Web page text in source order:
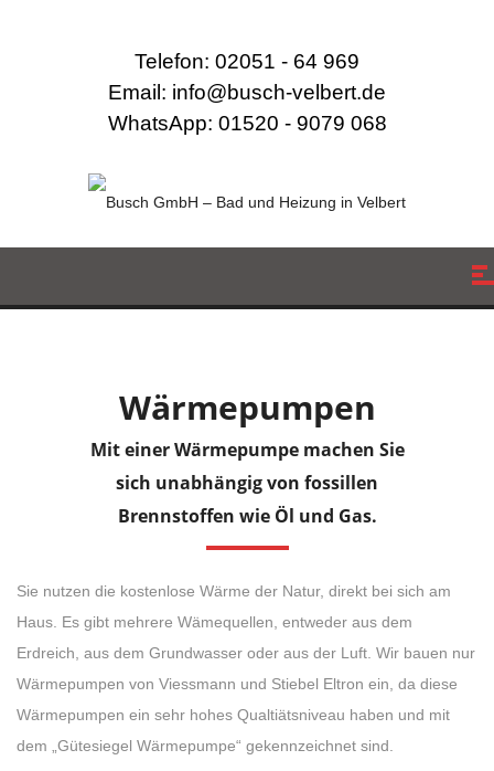
Telefon: 02051 - 64 969
Email: info@busch-velbert.de
WhatsApp: 01520 - 9079 068
Wärmepumpen
Mit einer Wärmepumpe machen Sie
sich unabhängig von fossillen
Brennstoffen wie Öl und Gas.
Sie nutzen die kostenlose Wärme der Natur, direkt bei sich am
Haus. Es gibt mehrere Wämequellen, entweder aus dem
Erdreich, aus dem Grundwasser oder aus der Luft. Wir bauen nur
Wärmepumpen von Viessmann und Stiebel Eltron ein, da diese
Wärmepumpen ein sehr hohes Qualtiätsniveau haben und mit
dem „Gütesiegel Wärmepumpe“ gekennzeichnet sind.